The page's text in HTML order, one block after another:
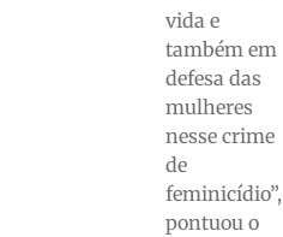
vida e
também em
defesa das
mulheres
nesse crime
de
feminicídio”,
pontuou o